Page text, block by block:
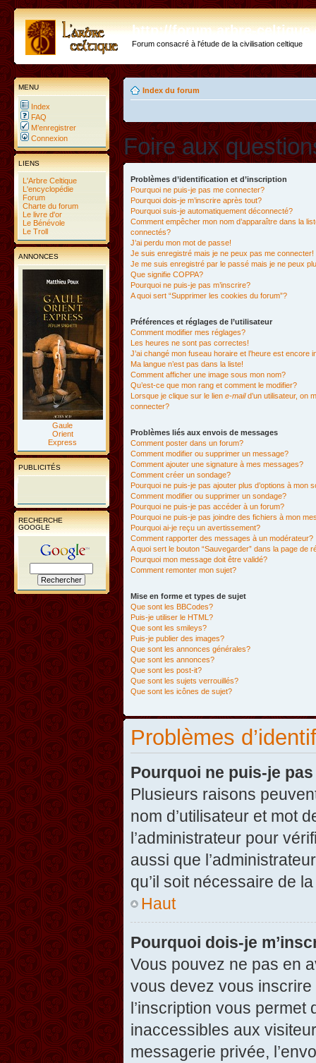
http://forum.arbre-
Forum consacré à l'étude de la civilisation celtique
MENU
Index
FAQ
M’enregistrer
Connexion
LIENS
L'Arbre Celtique
L'encyclopédie
Forum
Charte du forum
Le livre d'or
Le Bénévole
Le Troll
ANNONCES
Gaule
Orient
Express
PUBLICITÉS
RECHERCHE
GOOGLE
Index du forum
Foire aux
Problèmes d’identification et d’inscription
Pourquoi ne puis-je pas me connecter?
Pourquoi dois-je m’inscrire après tout?
Pourquoi suis-je automatiquement déconnecté?
Comment empêcher mon nom d’apparaître dans la
connectés?
J’ai perdu mon mot de passe!
Je suis enregistré mais je ne peux pas me connecter!
Je me suis enregistré par le passé mais je ne peux
Que signifie COPPA?
Pourquoi ne puis-je pas m’inscrire?
A quoi sert “Supprimer les cookies du forum”?
Préférences et réglages de l’utilisateur
Comment modifier mes réglages?
Les heures ne sont pas correctes!
J’ai changé mon fuseau horaire et l’heure est encore
Ma langue n’est pas dans la liste!
Comment afficher une image sous mon nom?
Qu’est-ce que mon rang et comment le modifier?
Lorsque je clique sur le lien e-maild’un utilisateur, on
connecter?
Problèmes liés aux envois de messages
Comment poster dans un forum?
Comment modifier ou supprimer un message?
Comment ajouter une signature à mes messages?
Comment créer un sondage?
Pourquoi ne puis-je pas ajouter plus d’options à mon
Comment modifier ou supprimer un sondage?
Pourquoi ne puis-je pas accéder à un forum?
Pourquoi ne puis-je pas joindre des fichiers à mon
Pourquoi ai-je reçu un avertissement?
Comment rapporter des messages à un modérateur?
A quoi sert le bouton “Sauvegarder” dans la page de
Pourquoi mon message doit être validé?
Comment remonter mon sujet?
Mise en forme et types de sujet
Que sont les BBCodes?
Puis-je utiliser le HTML?
Que sont les smileys?
Puis-je publier des images?
Que sont les annonces générales?
Que sont les annonces?
Que sont les post-it?
Que sont les sujets verrouillés?
Que sont les icônes de sujet?
Problèmes
Pourquoi ne puis-je
Plusieurs raisons
nom d’utilisateur et mot
l’administrateur pour
aussi que
qu’il soit nécessaire de
Haut
Pourquoi dois-je
Vous pouvez ne pas en
vous devez vous
l’inscription vous
inaccessibles aux
messagerie privée,